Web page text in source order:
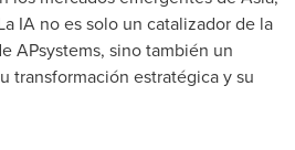
IA no es solo un catalizador de la
APsystems, sino también un
transformación estratégica y su